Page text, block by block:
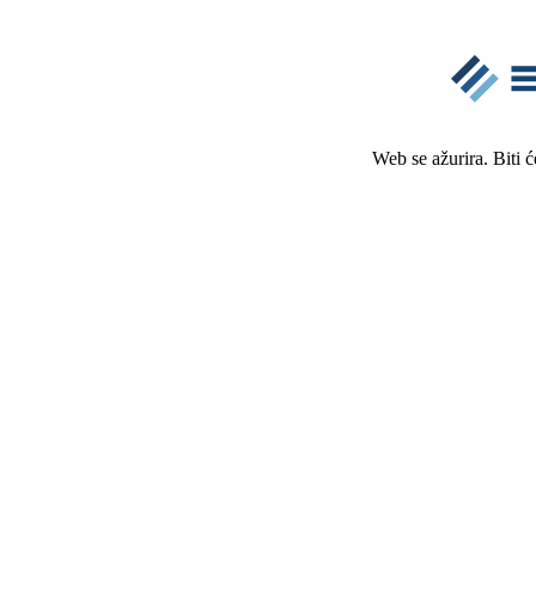
Web se ažurira. Biti